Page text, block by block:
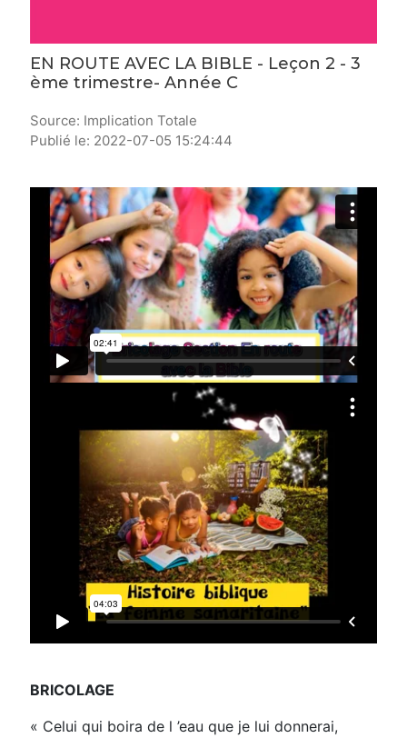
EN ROUTE AVEC LA BIBLE - Leçon 2 - 3
ème trimestre- Année C
Source: Implication Totale
Publié le: 2022-07-05 15:24:44
BRICOLAGE
« Celui qui boira de l ’eau que je lui donnerai,